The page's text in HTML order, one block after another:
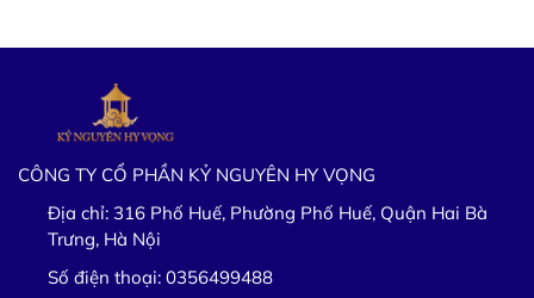
CÔNG TY CỔ PHẦN KỶ NGUYÊN HY VỌNG
Địa chỉ: 316 Phố Huế, Phường Phố Huế, Quận Hai Bà
Trưng, Hà Nội
Số điện thoại: 0356499488